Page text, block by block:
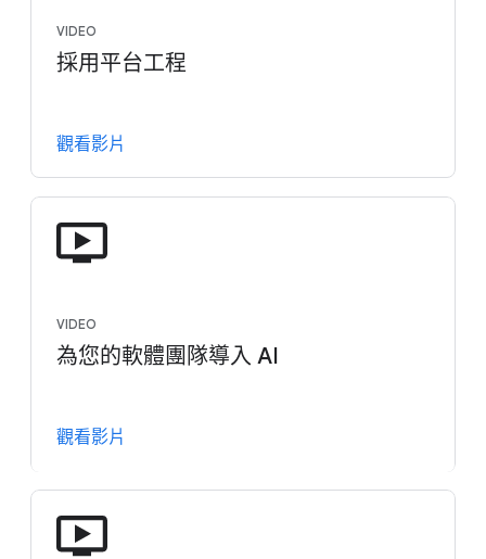
VIDEO
採用平台工程
觀看影片
VIDEO
為您的軟體團隊導入 AI
觀看影片